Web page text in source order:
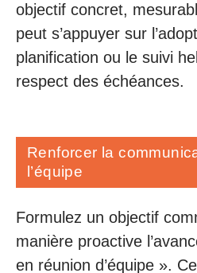
objectif concret,
peut s’appuyer sur
planification ou le suivi
respect des échéances.
Renforcer la
l’équipe
Formulez un objectif
manière proactive
en réunion d’équipe ».